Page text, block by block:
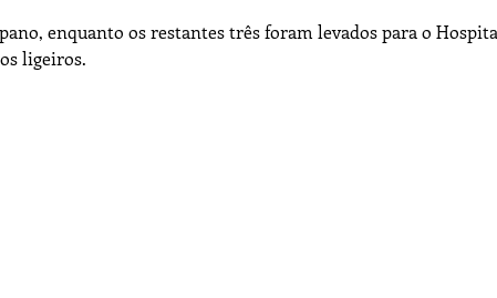
enquanto os restantes três foram levados para o
ligeiros.